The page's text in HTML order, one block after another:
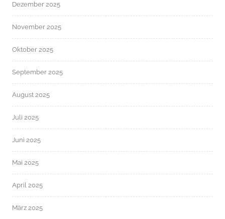
Dezember 2025
November 2025
Oktober 2025
September 2025
August 2025
Juli 2025
Juni 2025
Mai 2025
April 2025
März 2025